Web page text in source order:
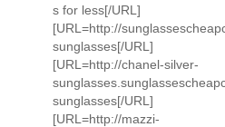
s for less[/URL]
[URL=http://
sunglasses[/URL]
[URL=http://chanel-silver-
sunglasses[/URL]
[URL=http://mazzi-